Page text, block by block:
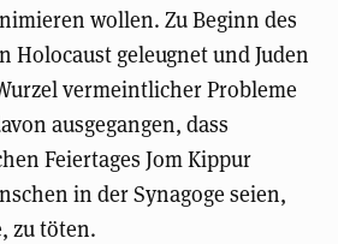
wollen. Zu Beginn des
Holocaust geleugnet und Juden
vermeintlicher Probleme
ausgegangen, dass
Feiertages Jom Kippur
in der Synagoge seien,
zu töten.